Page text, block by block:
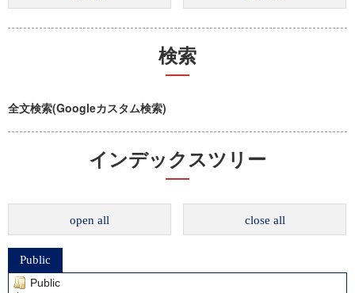
検索
全文検索(Googleカスタム検索)
インデックスツリー
open all close all
Public
Public